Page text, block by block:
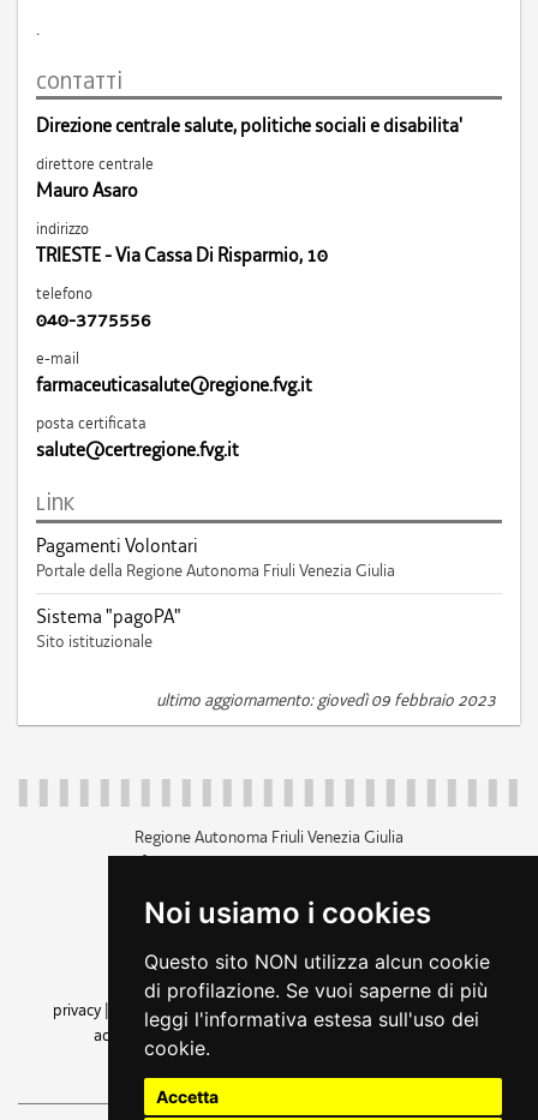
Noi usiamo i cookies
Questo sito NON utilizza alcun cookie
di profilazione. Se vuoi saperne di più
leggi l'informativa estesa sull'uso dei
cookie.
Accetta
.
contatti
Direzione centrale salute, politiche sociali e disabilita'
direttore centrale
Mauro Asaro
indirizzo
TRIESTE - Via Cassa Di Risparmio, 10
telefono
040-3775556
e-mail
farmaceuticasalute@regione.fvg.it
posta certificata
salute@certregione.fvg.it
link
Pagamenti Volontari
Portale della Regione Autonoma Friuli Venezia Giulia
Sistema "pagoPA"
Sito istituzionale
ultimo aggiornamento: giovedì 09 febbraio 2023
Regione Autonoma Friuli Venezia Giulia
c.f. 80014930327; p.iva 00526040324
+39 040 3771111
amministrazione trasparente
privacy | cookie |note legali accessibilità
dichiarazione di
accessibilità| feedback
cambio preferenze cookie